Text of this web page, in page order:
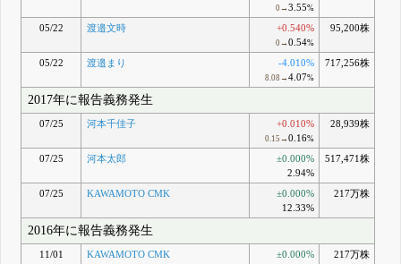
0→ 3.55%
05/22 渡邉文時 +0.540%
0→ 0.54%
95,200株
05/22 渡邉まり -4.010%
8.08→ 4.07%
717,256株
2017年に報告義務発生
07/25 河本千佳子 +0.010%
0.15→ 0.16%
28,939株
07/25 河本太郎
±0.000%
2.94%
517,471株
07/25 KAWAMOTO CMK
±0.000%
12.33%
217万株
2016年に報告義務発生
11/01 KAWAMOTO CMK
±0.000%
217万株